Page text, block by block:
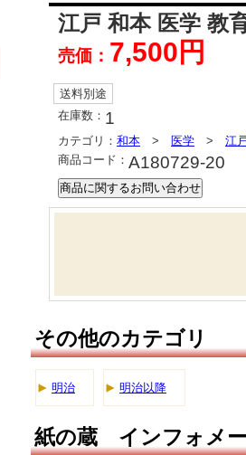
江戸 和本 医学 教
売価： 7,500円
送料別途
在庫数： 1
カテゴリ： 和本 > 医学 > 江
商品コード： A180729-20
その他のカテゴリ
明治 明治以降
紙の蔵 インフォメ